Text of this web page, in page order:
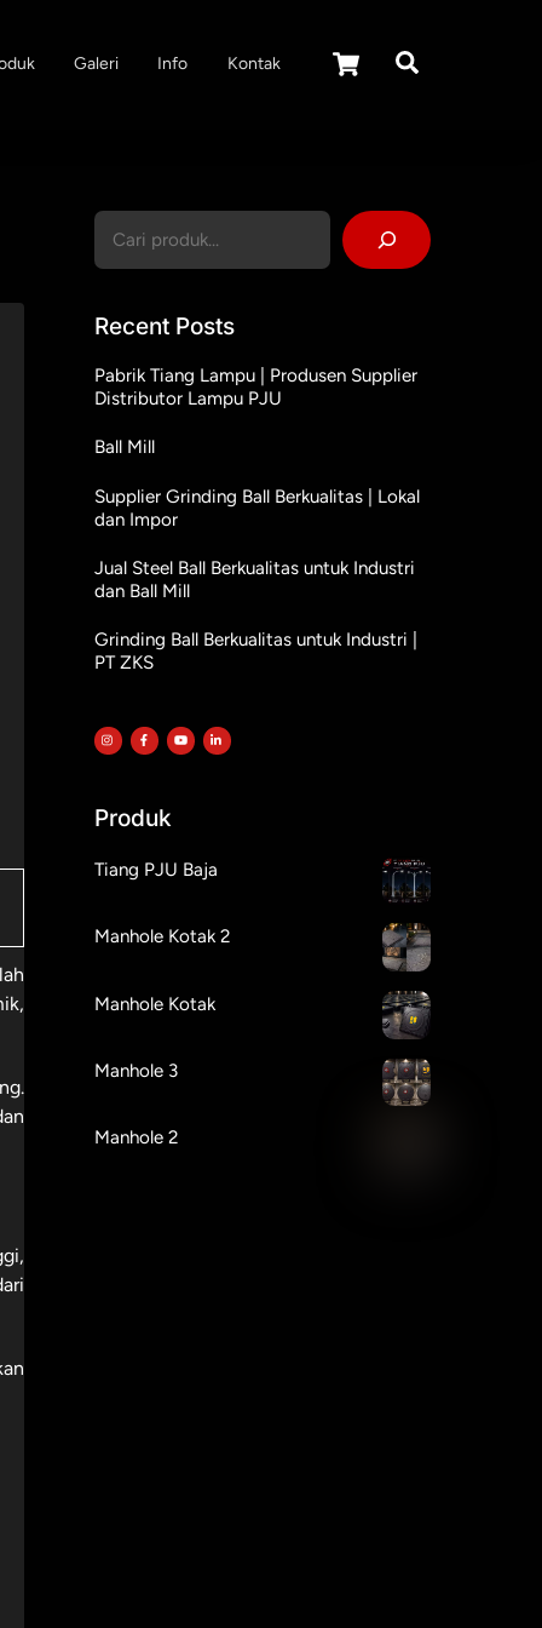
Cart
Galeri Info Kontak
Cari
Recent Posts
Pabrik Tiang Lampu | Produsen Supplier
Distributor Lampu PJU
Ball Mill
Supplier Grinding Ball Berkualitas | Lokal
dan Impor
Jual Steel Ball Berkualitas untuk Industri
dan Ball Mill
Grinding Ball Berkualitas untuk Industri |
PT ZKS
Produk
Tiang PJU Baja
Manhole Kotak 2
Manhole Kotak
Manhole 3
Manhole 2